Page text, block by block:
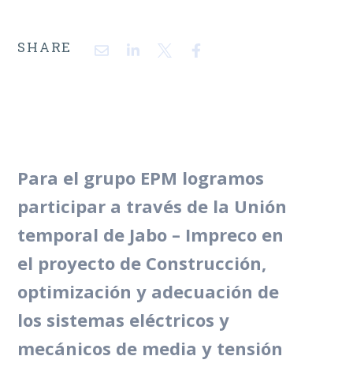
SHARE
Para el grupo EPM logramos
participar a través de la Unión
temporal de Jabo – Impreco en
el proyecto de Construcción,
optimización y adecuación de
los sistemas eléctricos y
mecánicos de media y tensión